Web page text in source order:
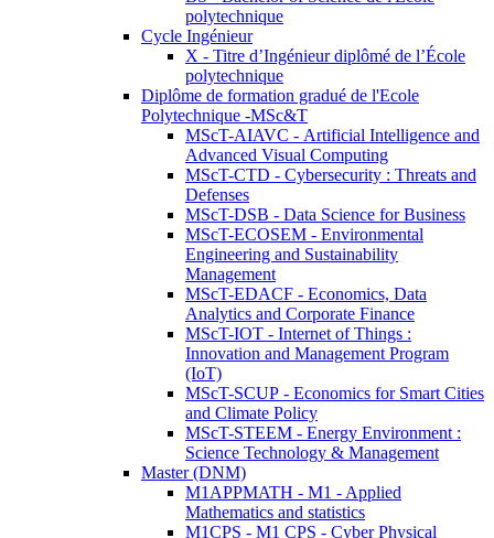
polytechnique
Cycle Ingénieur
X - Titre d’Ingénieur diplômé de l’École
polytechnique
Diplôme de formation gradué de l'Ecole
Polytechnique -MSc&T
MScT-AIAVC - Artificial Intelligence and
Advanced Visual Computing
MScT-CTD - Cybersecurity : Threats and
Defenses
MScT-DSB - Data Science for Business
MScT-ECOSEM - Environmental
Engineering and Sustainability
Management
MScT-EDACF - Economics, Data
Analytics and Corporate Finance
MScT-IOT - Internet of Things :
Innovation and Management Program
(IoT)
MScT-SCUP - Economics for Smart Cities
and Climate Policy
MScT-STEEM - Energy Environment :
Science Technology & Management
Master (DNM)
M1APPMATH - M1 - Applied
Mathematics and statistics
M1CPS - M1 CPS - Cyber Physical